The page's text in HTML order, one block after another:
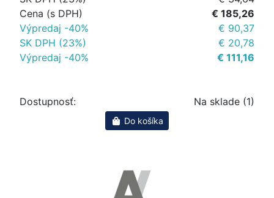
Cena (s DPH)
€ 185,26
Výpredaj -40%
€ 90,37
SK DPH (23%)
€ 20,78
Výpredaj -40%
€ 111,16
Dostupnosť: Na sklade (1)
Do košíka